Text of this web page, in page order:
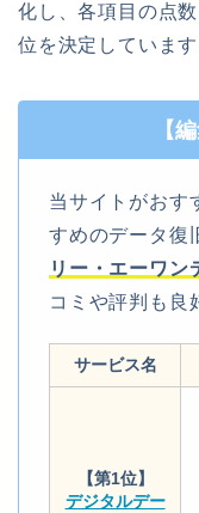
化し、各項目の点
位を決定しています
【
当サイトがおす
すめのデータ復
リー・エーワン
コミや評判も良
サービス名
【第1位】
デジタルデー